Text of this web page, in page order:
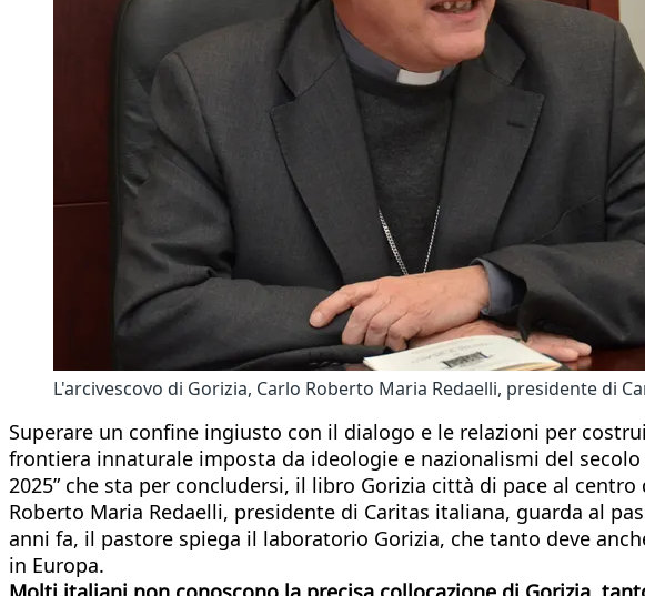
L'arcivescovo di Gorizia, Carlo Roberto Maria Redaelli, presidente di
Superare un confine ingiusto con il dialogo e le relazioni per
frontiera innaturale imposta da ideologie e nazionalismi del
2025” che sta per concludersi, il libro Gorizia città di pace al
Roberto Maria Redaelli, presidente di Caritas italiana, guarda al
anni fa, il pastore spiega il laboratorio Gorizia, che tanto deve
in Europa.